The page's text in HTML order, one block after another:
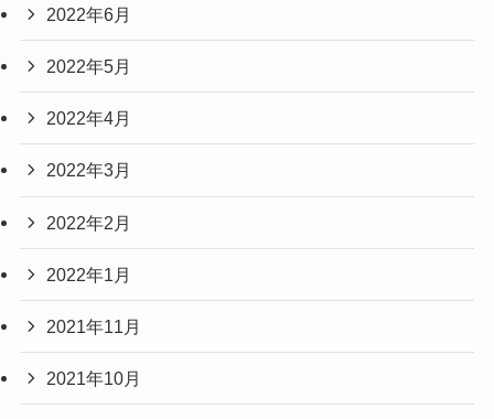
2022年6月
2022年5月
2022年4月
2022年3月
2022年2月
2022年1月
2021年11月
2021年10月